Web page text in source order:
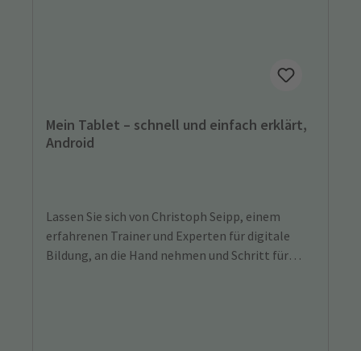
Mein Tablet – schnell und einfach erklärt,
Android
Lassen Sie sich von Christoph Seipp, einem
erfahrenen Trainer und Experten für digitale
Bildung, an die Hand nehmen und Schritt für